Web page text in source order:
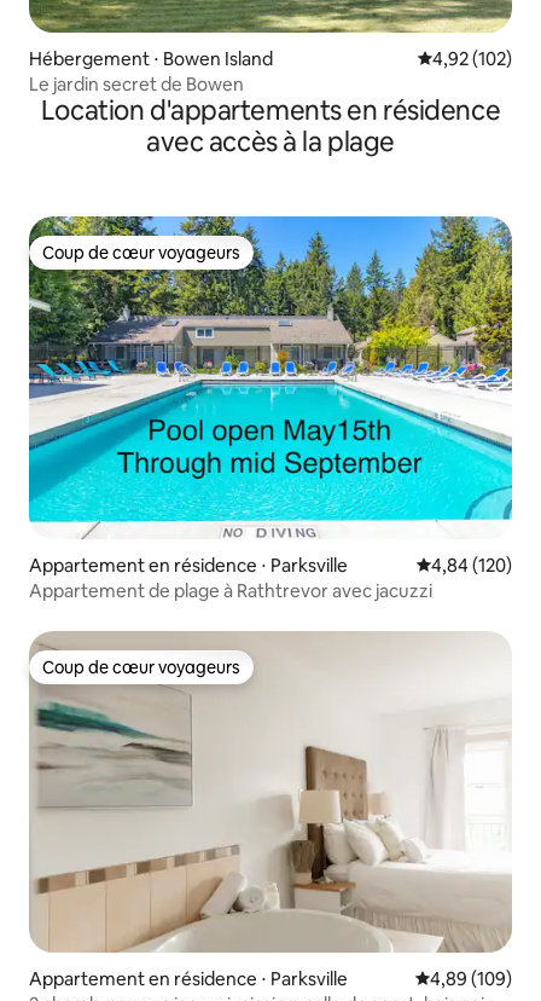
Hébergement ⋅ Bowen Island Évaluation
4,92 (102)
Le jardin secret de Bowen
Location d'appartements en résidence
avec accès à la plage
Coup de cœur voyageurs
Coup de cœur voyageurs
Appartement en résidence ⋅ Parksville Évaluation
4,84 (120)
Appartement de plage à Rathtrevor avec jacuzzi
Coup de cœur voyageurs
Coup de cœur voyageurs
Appartement en résidence ⋅ Parksville Évaluation
4,89 (109)